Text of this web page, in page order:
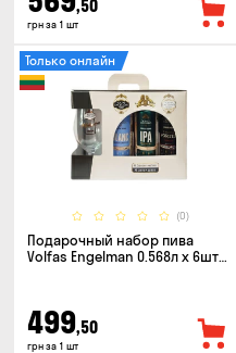
,50
грн за 1 шт
(0)
Только онлайн
Подарочный набор пива
Volfas Engelman 0.568л x 6шт +
499,50
грн за 1 шт